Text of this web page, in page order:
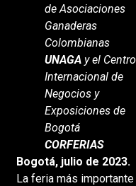
de Asociaciones
Ganaderas
Colombianas
UNAGAy el Centro
Internacional de
Negocios y
Exposiciones de
Bogotá
CORFERIAS
Bogotá, julio de 2023.
La feria más importante